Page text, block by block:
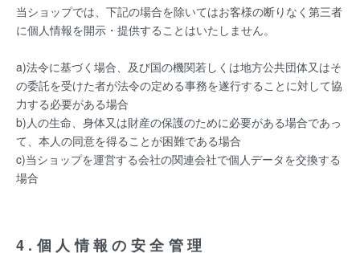
当ショップでは、下記の場合を除いてはお客様の断りなく第三者
に個人情報を開示・提供することはいたしません。
a)法令に基づく場合、及び国の機関若しくは地方公共団体又はそ
の委託を受けた者が法令の定める事務を遂行することに対して協
力する必要がある場合
b)人の生命、身体又は財産の保護のために必要がある場合であっ
て、本人の同意を得ることが困難である場合
c)当ショップを運営する会社の関連会社で個人データを交換する
場合
4.個人情報の安全管理